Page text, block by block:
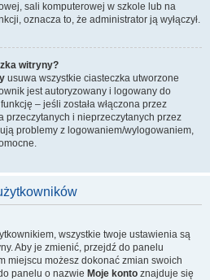
sali komputerowej w szkole lub na
oznacza to, że administrator ją wyłączył.
witryny?
usuwa wszystkie ciasteczka utworzone
jest autoryzowany i logowany do
– jeśli została włączona przez
przeczytanych i nieprzeczytanych przez
problemy z logowaniem/wylogowaniem,
wszystkie twoje ustawienia są
Aby je zmienić, przejdź do panelu
miejscu możesz dokonać zmian swoich
panelu o nazwie Moje konto znajduje się